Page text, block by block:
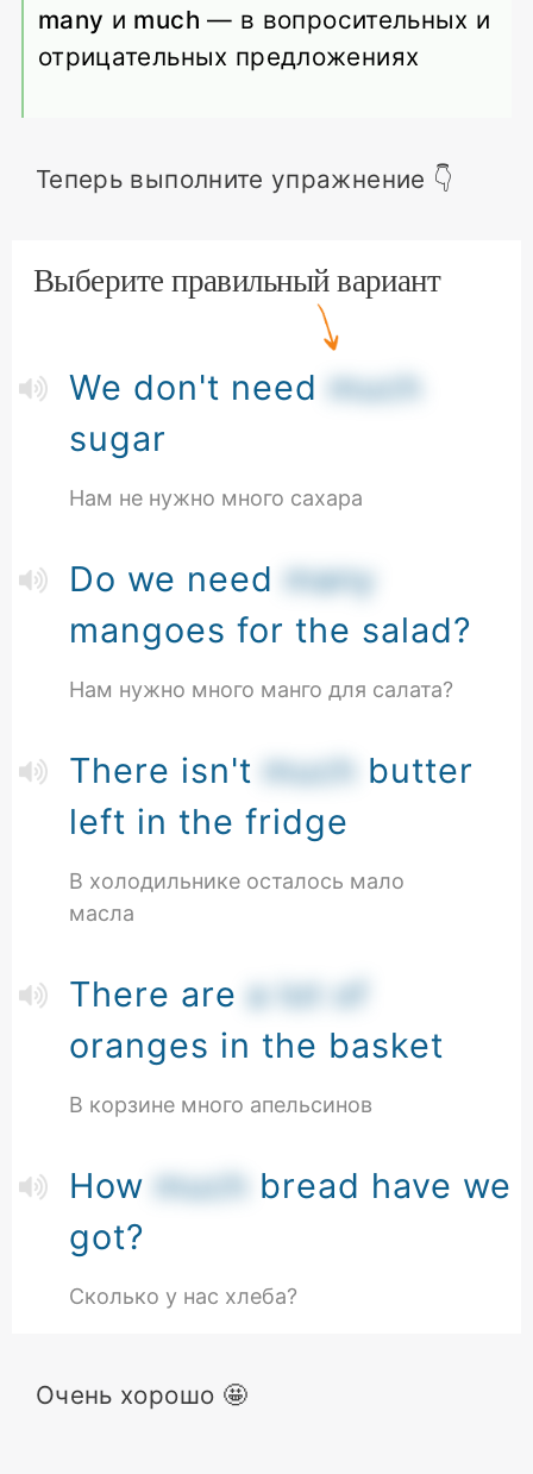
many и much — в вопросительных и
отрицательных предложениях
Теперь выполните упражнение 👇
Выберите правильный вариант
We don't need much
sugar
Нам не нужно много сахара
Do we need many
mangoes for the salad?
Нам нужно много манго для салата?
There isn't much butter
left in the fridge
В холодильнике осталось мало
масла
There are a lot of
oranges in the basket
В корзине много апельсинов
How much bread have we
got?
Сколько у нас хлеба?
Очень хорошо 🤩